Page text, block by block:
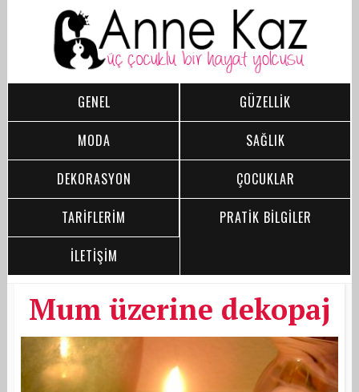
GENEL
GÜZELLİK
MODA
SAĞLIK
DEKORASYON
ÇOCUKLAR
TARİFLERİM
PRATİK BİLGİLER
İLETİŞİM
Mum üzerine dekopaj